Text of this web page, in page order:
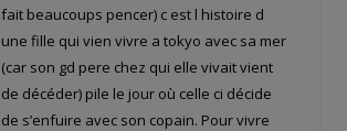
fait beaucoups pencer) c est l histoire d
une fille qui vien vivre a tokyo avec sa mer
(car son gd pere chez qui elle vivait vient
de décéder) pile le jour où celle ci décide
de s’enfuire avec son copain. Pour vivre